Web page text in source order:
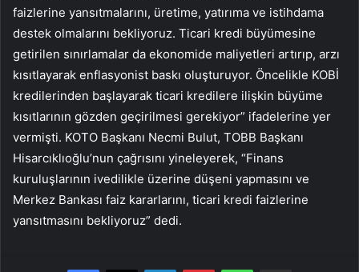
faizlerine yansıtmalarını, üretime, yatırıma ve istihdama
destek olmalarını bekliyoruz. Ticari kredi büyümesine
getirilen sınırlamalar da ekonomide maliyetleri artırıp, arzı
kısıtlayarak enflasyonist baskı oluşturuyor. Öncelikle KOBİ
kredilerinden başlayarak ticari kredilere ilişkin büyüme
kısıtlarının gözden geçirilmesi gerekiyor” ifadelerine yer
vermişti. KOTO Başkanı Necmi Bulut, TOBB Başkanı
Hisarcıklıoğlu’nun çağrısını yineleyerek, “Finans
kuruluşlarının ivedilikle üzerine düşeni yapmasını ve
Merkez Bankası faiz kararlarını, ticari kredi faizlerine
yansıtmasını bekliyoruz” dedi.